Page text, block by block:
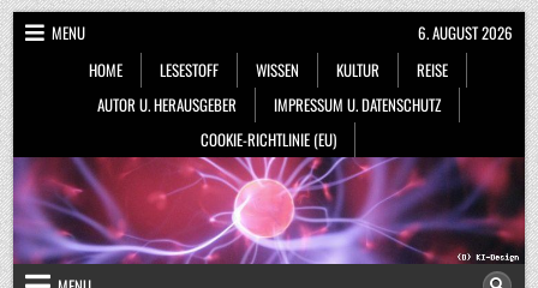
Skip
to
content
MENU
HOME
LESESTOFF WISSEN KULTUR
REISE
AUTOR U. HERAUSGEBER
IMPRESSUM U. DATENSCHUTZ
COOKIE-RICHTLINIE (EU)
6. AUGUST 2026